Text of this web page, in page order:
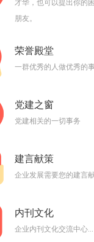
才华，也可以提出你的
朋友。
荣誉殿堂
一群优秀的人做优秀的
党建之窗
党建相关的一切事务
建言献策
企业发展需要您的建言
内刊文化
企业内刊文化交流中心...